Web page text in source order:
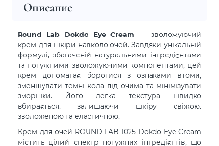
Описание
Round Lab Dokdo Eye Cream — зволожуючий
крем для шкіри навколо очей. Завдяки унікальній
формулі, збагаченій натуральними інгредієнтами
та потужними зволожуючими компонентами, цей
крем допомагає боротися з ознаками втоми,
зменшувати темні кола під очима та мінімізувати
зморшки. Його легка текстура швидко
вбирається, залишаючи шкіру свіжою,
зволоженою та еластичною.
Крем для очей ROUND LAB 1025 Dokdo Eye Cream
містить цілий спектр потужних інгредієнтів, що